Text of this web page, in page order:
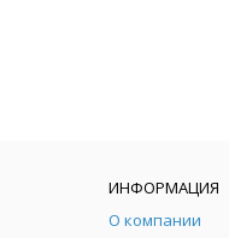
ИНФОРМАЦИЯ
О компании